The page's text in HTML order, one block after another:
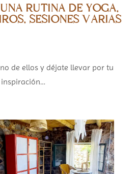
RUTINA DE YOGA,
SESIONES VARIAS
de ellos y déjate llevar por tu
inspiración…